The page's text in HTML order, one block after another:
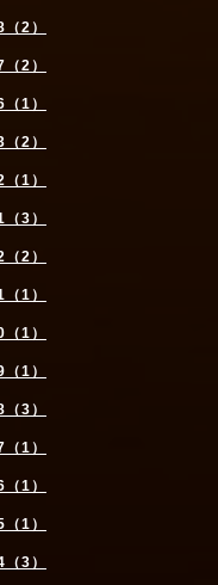
2）
2）
1）
2）
1）
3）
2）
1）
1）
1）
3）
1）
1）
1）
3）